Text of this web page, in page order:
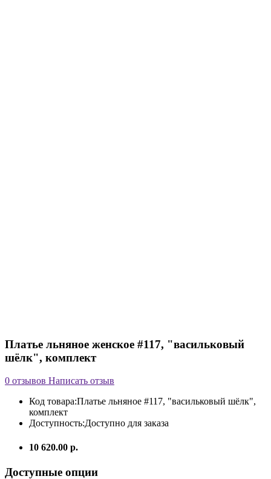
Платье льняное женское #117, "васильковый
шёлк", комплект
0 отзывов Написать отзыв
Код товара:Платье льняное #117, "васильковый шёлк",
комплект
Доступность:Доступно для заказа
10 620.00 р.
Доступные опции